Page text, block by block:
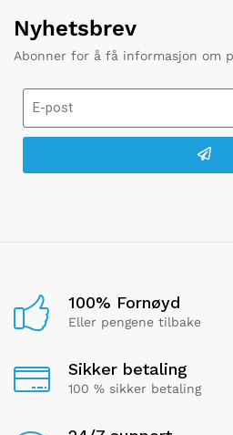
Nyhetsbrev
Abonner for å få informasjon om
100% Fornøyd
Eller pengene tilbake
Sikker betaling
100 % sikker betaling